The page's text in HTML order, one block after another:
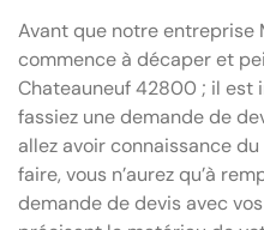
Avant que notre entreprise
commence à décaper et
Chateauneuf 42800 ; il est
fassiez une demande de
allez avoir connaissance
faire, vous n’aurez qu’à
demande de devis avec